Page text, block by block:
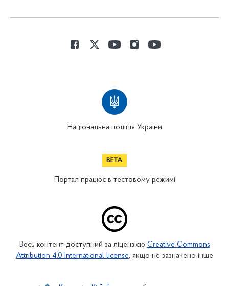
Національна поліція України
Портал працює в тестовому режимі
Весь контент доступний за ліцензією Creative Commons
Attribution 4.0 International license, якщо не зазначено інше